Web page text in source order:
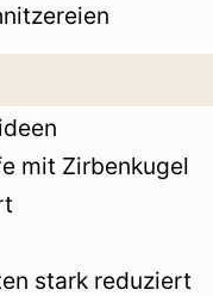
mit Zirbenkugel
stark reduziert